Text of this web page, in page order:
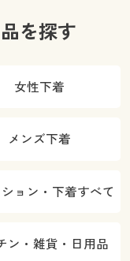
を探す
女性下着
メンズ下着
ョン・下着すべて
ン・雑貨・日用品